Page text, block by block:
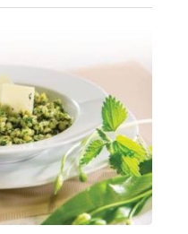
sviatočný dezert,